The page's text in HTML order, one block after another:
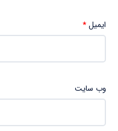
ایمیل*
وب‌ سایت